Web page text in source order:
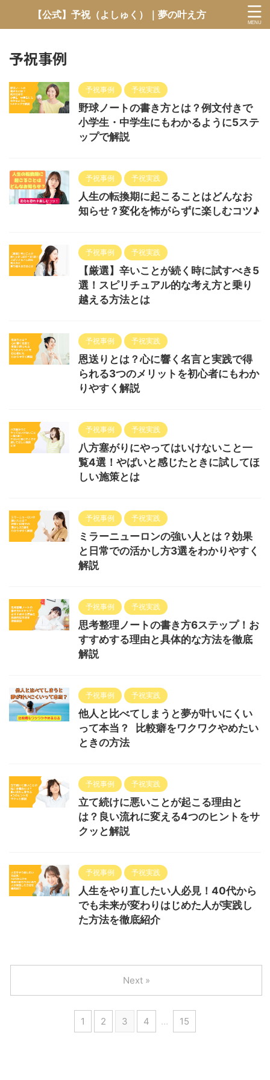
【公式】予祝（よしゅく）｜夢の叶え方
予祝事例
予祝事例 予祝実践
野球ノートの書き方とは？例文付きで
小学生・中学生にもわかるように5ステ
ップで解説
予祝事例 予祝実践
人生の転換期に起こることはどんなお
知らせ？変化を怖がらずに楽しむコツ♪
予祝事例 予祝実践
【厳選】辛いことが続く時に試すべき5
選！スピリチュアル的な考え方と乗り
越える方法とは
予祝事例 予祝実践
恩送りとは？心に響く名言と実践で得
られる3つのメリットを初心者にもわか
りやすく解説
予祝事例 予祝実践
八方塞がりにやってはいけないこと一
覧4選！やばいと感じたときに試してほ
しい施策とは
予祝事例 予祝実践
ミラーニューロンの強い人とは？効果
と日常での活かし方3選をわかりやすく
解説
予祝事例 予祝実践
思考整理ノートの書き方6ステップ！お
すすめする理由と具体的な方法を徹底
解説
予祝事例 予祝実践
他人と比べてしまうと夢が叶いにくい
って本当？ 比較癖をワクワクやめたい
ときの方法
予祝事例 予祝実践
立て続けに悪いことが起こる理由と
は？良い流れに変える4つのヒントをサ
クッと解説
予祝事例 予祝実践
人生をやり直したい人必見！40代から
でも未来が変わりはじめた人が実践し
た方法を徹底紹介
1 2 3 4 … 15
Next »